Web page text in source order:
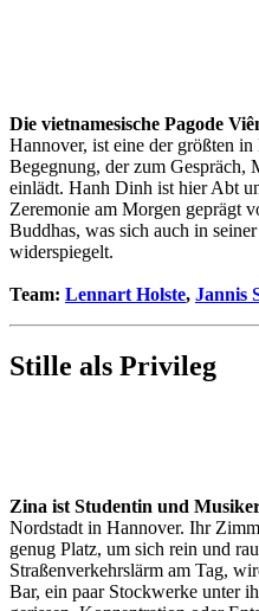
Die vietnamesische Pagode
Hannover, ist eine der größten
Begegnung, der zum Gespräch,
einlädt. Hanh Dinh ist hier Abt
Zeremonie am Morgen geprägt
Buddhas, was sich auch in
widerspiegelt.
Team: Lennart Holste, Jannis
Stille als Privileg
Zina ist Studentin und
Nordstadt in Hannover. Ihr
genug Platz, um sich rein und
Straßenverkehrslärm am Tag,
Bar, ein paar Stockwerke unter